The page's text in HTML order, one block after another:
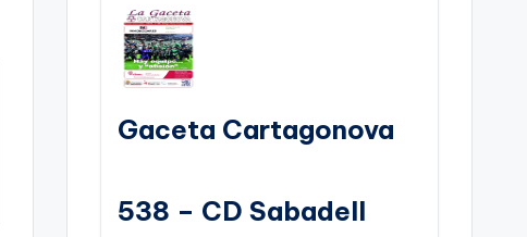
Gaceta Cartagonova
538 – CD Sabadell